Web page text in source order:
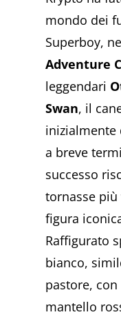
mondo dei
Superboy,
Adventure
leggendari
Swan, il
inizialmente
a breve
successo
tornasse
figura
Raffigurato
bianco,
pastore,
mantello